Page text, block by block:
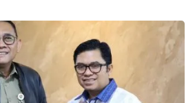
terima 2445 Kartu Layanan Gratis
beritajakarta.id)